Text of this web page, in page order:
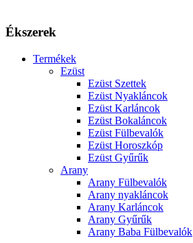
Ékszerek
Termékek
Ezüst
Ezüst Szettek
Ezüst Nyakláncok
Ezüst Karláncok
Ezüst Bokaláncok
Ezüst Fülbevalók
Ezüst Horoszkóp
Ezüst Gyűrűk
Arany
Arany Fülbevalók
Arany nyakláncok
Arany Karláncok
Arany Gyűrűk
Arany Baba Fülbevalók